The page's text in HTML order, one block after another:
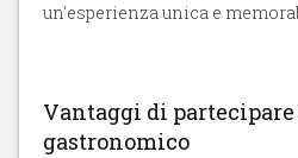
un'esperienza unica e
Vantaggi di
gastronomico